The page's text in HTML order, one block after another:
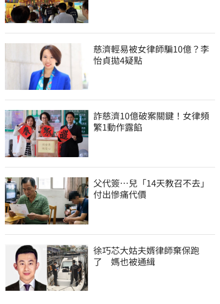
慈濟輕易被女律師騙10億？李
怡貞拋4疑點
詐慈濟10億破案關鍵！女律頻
繁1動作露餡
父代簽…兒「14天教召不去」
付出慘痛代價
徐巧芯大姑夫婿律師棄保跑
了　媽也被通緝